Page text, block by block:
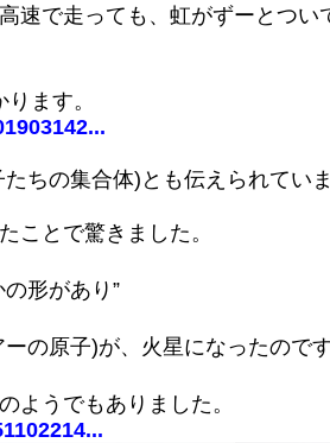
速で走っても、虹がずーとつ
ます。
ちの集合体)とも伝えられてい
ことで驚きました。
形があり”
の原子)が、火星になったので
ようでもありました。